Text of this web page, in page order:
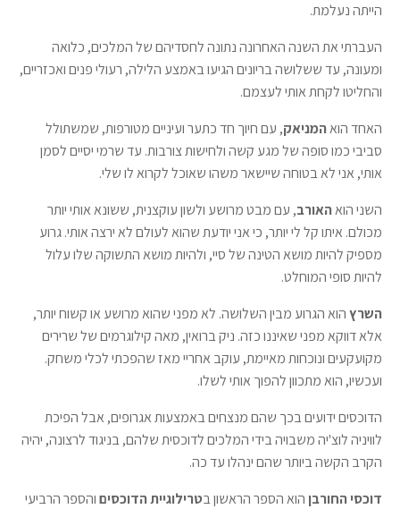
הייתה נעלמת.
העברתי את השנה האחרונה נתונה לחסדיהם של המלכים, כלואה
ומעונה, עד ששלושה בריונים הגיעו באמצע הלילה, רעולי פנים ואכזריים,
והחליטו לקחת אותי לעצמם.
האחד הואהמניאק, עם חיוך חד כתער ועיניים מטורפות, שמשתולל
סביבי כמו סופה של מגע קשה ולחישות צורבות. עד שרמי יסיים לסמן
אותי, אני לא בטוחה שיישאר משהו שאוכל לקרוא לו שלי.
השני הואהאורב, עם מבט מרושע ולשון עוקצנית, ששונא אותי יותר
מכולם. איתו קל לי יותר, כי אני יודעת שהוא לעולם לא ירצה אותי. גרוע
מספיק להיות מושא הטינה של סיי, ולהיות מושא התשוקה שלו עלול
להיות סופי המוחלט.
השרץהוא הגרוע מבין השלושה. לא מפני שהוא מרושע או קשוח יותר,
אלא דווקא מפני שאיננו כזה. ניק ברואין, מאה קילוגרמים של שרירים
מקועקעים ונוכחות מאיימת, עוקב אחריי מאז שהפכתי לכלי משחק.
ועכשיו, הוא מתכוון להפוך אותי לשלו.
הדוכסים ידועים בכך שהם מנצחים באמצעות אגרופים, אבל הפיכת
לוויניה לוצ'יה משבויה בידי המלכים לדוכסית שלהם, בניגוד לרצונה, יהיה
הקרב הקשה ביותר שהם ינהלו עד כה.
דוכסי החורבן הוא הספר הראשון בטרילוגיית הדוכסיםוהספר הרביעי